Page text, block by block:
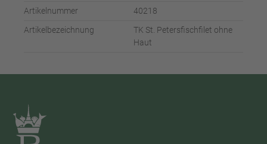
Artikelnummer
40218
Artikelbezeichnung
TK St. Petersfischfilet ohne
Haut